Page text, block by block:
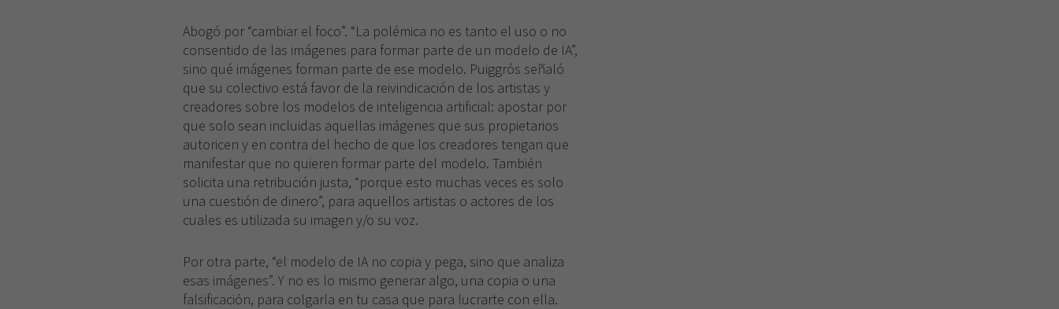
Abogó por “cambiar el foco”. “La polémica no es tanto el uso o no
consentido de las imágenes para formar parte de un modelo de IA”,
sino qué imágenes forman parte de ese modelo. Puiggrós señaló
que su colectivo está favor de la reivindicación de los artistas y
creadores sobre los modelos de inteligencia artificial: apostar por
que solo sean incluidas aquellas imágenes que sus propietarios
autoricen y en contra del hecho de que los creadores tengan que
manifestar que no quieren formar parte del modelo. También
solicita una retribución justa, “porque esto muchas veces es solo
una cuestión de dinero”, para aquellos artistas o actores de los
cuales es utilizada su imagen y/o su voz.
Por otra parte, “el modelo de IA no copia y pega, sino que analiza
esas imágenes”. Y no es lo mismo generar algo, una copia o una
falsificación, para colgarla en tu casa que para lucrarte con ella.
son